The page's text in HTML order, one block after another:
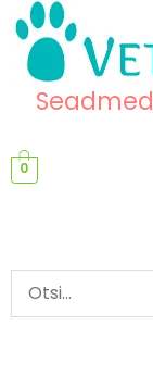
content
content
0